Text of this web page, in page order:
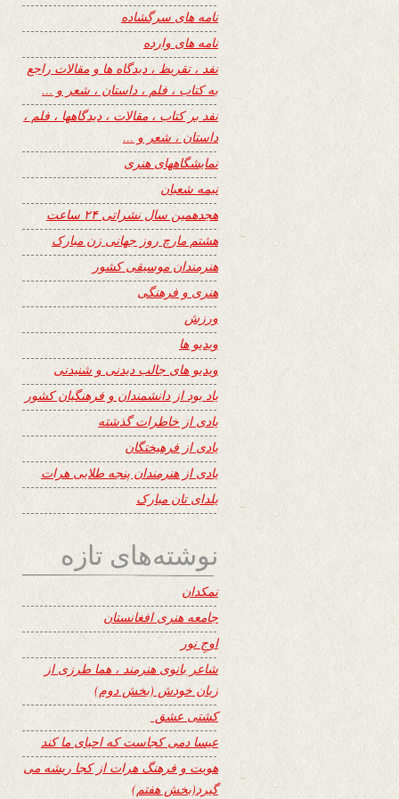
نامه های سرگشاده
نامه های وارده
نفد ، تقریظ ، دیدگاه ها و مقالات راجع
به کتاب ، فلم ، داستان ، شعر و …
نفد بر کتاب ، مقالات ، دیدگاهها ، فلم ،
داستان ، شعر و …
نمایشگاههای هنری
نیمه شعبان
هجدهمین سال نشراتی ۲۴ ساعت
هشتم مارچ روز جهانی زن مبارک
هنرمندان موسیقی کشور
هنری و فرهنگی
ورزش
ویدیو ها
ویدیو های جالب دیدنی و شنیدنی
یاد بود از دانشمندان و فرهنگیان کشور
یادی از خاطرات گذشته
یادی از فرهیختگان
یادی از هنرمندان پنجه طلایی هرات
یلدای تان مبارک
نوشته‌های تازه
نمکدان
جامعه هنری افغانستان
اوجِ نور
شاعر بانوی هنرمند ، هما طرزی از
زبان خودش (بخش دوم)
کشتی عشق
عیسا دمی کجاست که احیای ما کند
هویت و فرهنگ هرات از کجا ریشه می
گیرد(بخش هفتم)